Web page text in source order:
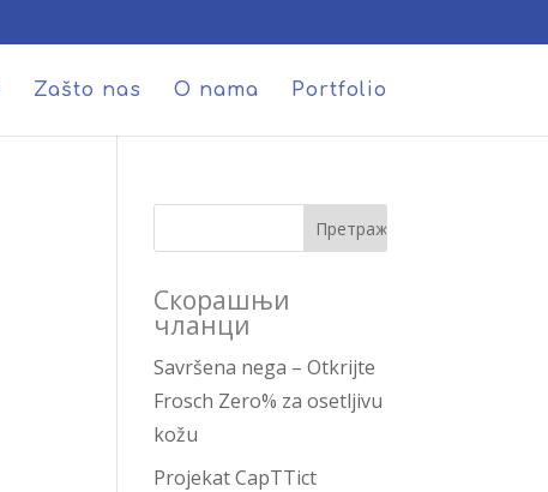
Zašto nas O nama Portfolio
Скорашњи
чланци
Savršena nega – Otkrijte
Frosch Zero% za osetljivu
kožu
Projekat CapTTict